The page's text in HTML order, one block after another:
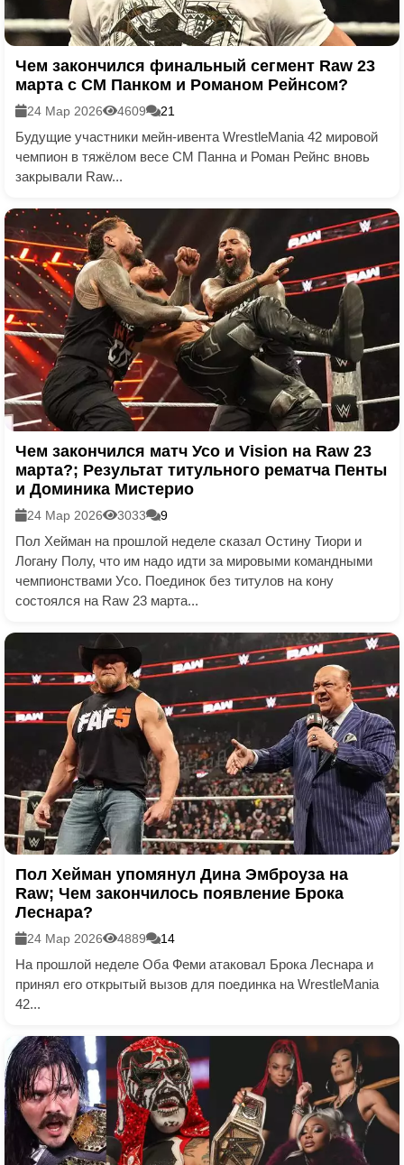
Чем закончился финальный сегмент Raw 23
марта с СМ Панком и Романом Рейнсом?
24 Мар 2026 4609 21
Будущие участники мейн-ивента WrestleMania 42 мировой
чемпион в тяжёлом весе СМ Панна и Роман Рейнс вновь
закрывали Raw...
Чем закончился матч Усо и Vision на Raw 23
марта?; Результат титульного рематча Пенты
и Доминика Мистерио
24 Мар 2026 3033 9
Пол Хейман на прошлой неделе сказал Остину Тиори и
Логану Полу, что им надо идти за мировыми командными
чемпионствами Усо. Поединок без титулов на кону
состоялся на Raw 23 марта...
Пол Хейман упомянул Дина Эмброуза на
Raw; Чем закончилось появление Брока
Леснара?
24 Мар 2026 4889 14
На прошлой неделе Оба Феми атаковал Брока Леснара и
принял его открытый вызов для поединка на WrestleMania
42...